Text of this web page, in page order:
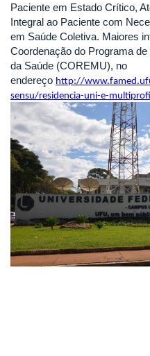
Paciente em Estado Crítico,
Integral ao Paciente com
em Saúde Coletiva. Maiores
Coordenação do Programa
da Saúde (COREMU), no
endereço http://
sensu/residencia-uni-e-